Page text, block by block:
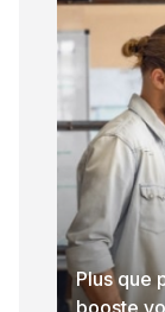
Plus que
booste